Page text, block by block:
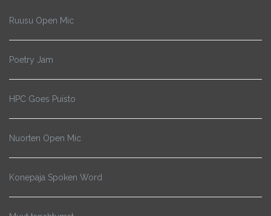
Ruusu Open Mic
Poetry Jam
HPC Goes Puisto
Nuorten Open Mic
Konepaja Spoken Word